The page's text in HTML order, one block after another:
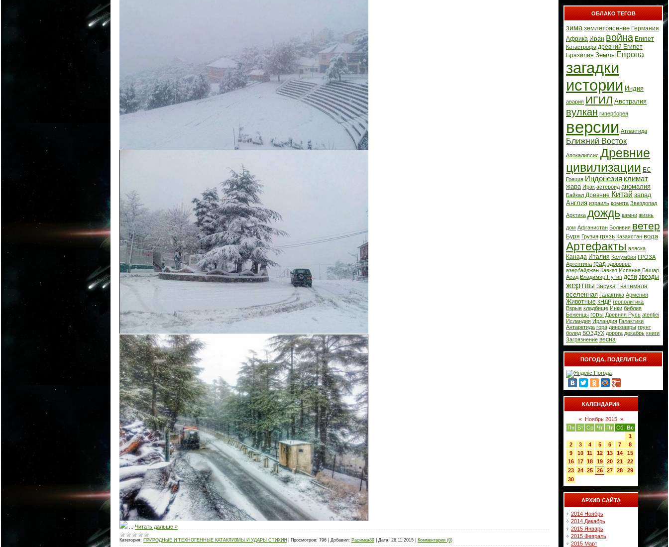
Читать дальше »
Категория: ПРИРОДНЫЕ И ТЕХНОГЕННЫЕ КАТАКЛИЗМЫ И УДАРЫ СТИХИИ Просмотров: 796 Добавил: Расимка89 Дата: 26.11.2015 Комментарии (0)
ОБЛАКО ТЕГОВ
зима землетрясение Германия
Африка Иран война Египет
Катастрофа древний Египет
Бразилия Земля Европа
загадки
истории Индия
авария ИГИЛ Австралия
вулкан гиперборея
версии Атлантида
Ближний Восток
Апокалипсис Древние
цивилизации ЕС
Греция Индонезия климат
жара Ирак астероид аномалия
Байкал Древние Китай запад
Англия израиль комета Звездопад
Арктика дождь камни жизнь
дом Афганистан Боливия ветер
Буря Грузия грязь Казахстан вода
Артефакты аляска
Канада Италия Колумбия ГРОЗА
Аргентина град здоровье
азербайджан Кавказ Испания Башар
Асад Владимир Путин дети звезды
жертвы Засуха Гватемала
вселенная Галактика Армения
Животные КНДР геополитика
Взрыв кладбище Инки библия
Беженцы горы Древняя Русь atenției
Исландия Ирландия Галактики
Антарктида гора динозавры грунт
болид ВОЗДУХ дорога декабрь книги
Загрязнение весна
ПОГОДА, ПОДЕЛИТЬСЯ
КАЛЕНДАРИК
« Ноябрь 2015 »
Пн Вт Ср Чт Пт Сб Вс
1
2
3 4 5 6 7
8
9
10 11 12 13 14
15
16 17 18 19 20 21
22
23 24 25 26 27 28
29
30
АРХИВ САЙТА
2014 Ноябрь
2014 Декабрь
2015 Январь
2015 Февраль
2015 Март